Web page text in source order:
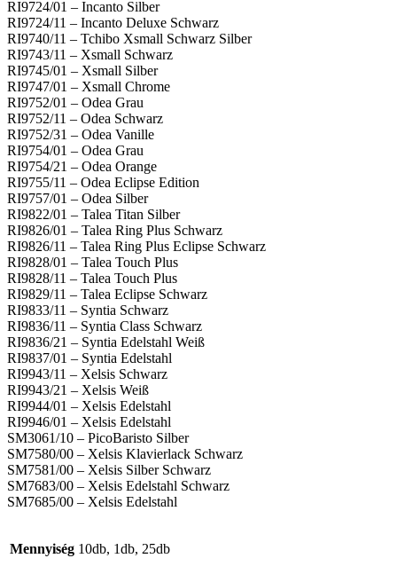
RI9724/01 – Incanto Silber
RI9724/11 – Incanto Deluxe Schwarz
RI9740/11 – Tchibo Xsmall Schwarz Silber
RI9743/11 – Xsmall Schwarz
RI9745/01 – Xsmall Silber
RI9747/01 – Xsmall Chrome
RI9752/01 – Odea Grau
RI9752/11 – Odea Schwarz
RI9752/31 – Odea Vanille
RI9754/01 – Odea Grau
RI9754/21 – Odea Orange
RI9755/11 – Odea Eclipse Edition
RI9757/01 – Odea Silber
RI9822/01 – Talea Titan Silber
RI9826/01 – Talea Ring Plus Schwarz
RI9826/11 – Talea Ring Plus Eclipse Schwarz
RI9828/01 – Talea Touch Plus
RI9828/11 – Talea Touch Plus
RI9829/11 – Talea Eclipse Schwarz
RI9833/11 – Syntia Schwarz
RI9836/11 – Syntia Class Schwarz
RI9836/21 – Syntia Edelstahl Weiß
RI9837/01 – Syntia Edelstahl
RI9943/11 – Xelsis Schwarz
RI9943/21 – Xelsis Weiß
RI9944/01 – Xelsis Edelstahl
RI9946/01 – Xelsis Edelstahl
SM3061/10 – PicoBaristo Silber
SM7580/00 – Xelsis Klavierlack Schwarz
SM7581/00 – Xelsis Silber Schwarz
SM7683/00 – Xelsis Edelstahl Schwarz
SM7685/00 – Xelsis Edelstahl
Mennyiség 10db, 1db, 25db